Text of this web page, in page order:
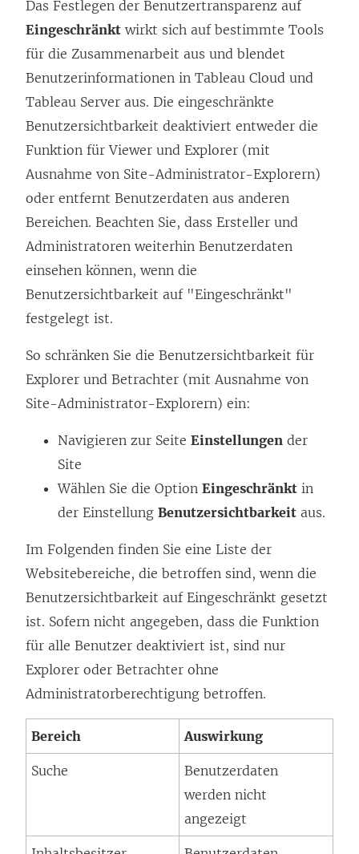
Das Festlegen der Benutzertransparenz auf
Eingeschränkt wirkt sich auf bestimmte Tools
für die Zusammenarbeit aus und blendet
Benutzerinformationen in Tableau Cloud und
Tableau Server aus. Die eingeschränkte
Benutzersichtbarkeit deaktiviert entweder die
Funktion für Viewer und Explorer (mit
Ausnahme von Site-Administrator-Explorern)
oder entfernt Benutzerdaten aus anderen
Bereichen. Beachten Sie, dass Ersteller und
Administratoren weiterhin Benutzerdaten
einsehen können, wenn die
Benutzersichtbarkeit auf "Eingeschränkt"
festgelegt ist.
So schränken Sie die Benutzersichtbarkeit für
Explorer und Betrachter (mit Ausnahme von
Site-Administrator-Explorern) ein:
Navigieren zur Seite Einstellungen der
Site
Wählen Sie die Option Eingeschränkt in
der Einstellung Benutzersichtbarkeit aus.
Im Folgenden finden Sie eine Liste der
Websitebereiche, die betroffen sind, wenn die
Benutzersichtbarkeit auf Eingeschränkt gesetzt
ist. Sofern nicht angegeben, dass die Funktion
für alle Benutzer deaktiviert ist, sind nur
Explorer oder Betrachter ohne
Administratorberechtigung betroffen.
Bereich Auswirkung
Suche
Benutzerdaten
werden nicht
angezeigt